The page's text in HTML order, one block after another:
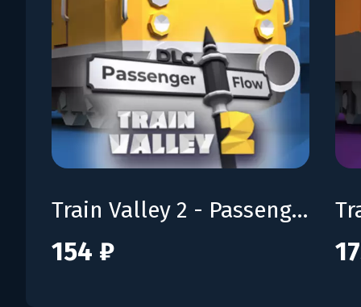
Train Valley 2 - Passenger Flow
154 ₽